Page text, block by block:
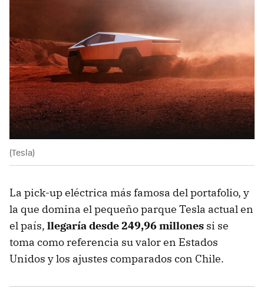
(Tesla)
La pick-up eléctrica más famosa del portafolio, y
la que domina el pequeño parque Tesla actual en
el país, llegaría desde249,96 millones si se
toma como referencia su valor en Estados
Unidos y los ajustes comparados con Chile.